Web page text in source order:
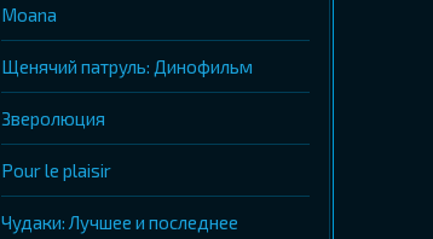
Moana
Щенячий патруль: Динофильм
Зверолюция
Pour le plaisir
Чудаки: Лучшее и последнее